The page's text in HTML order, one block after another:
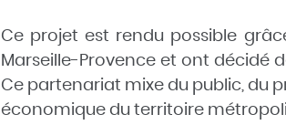
Ce projet est rendu possible
Marseille-Provence et ont décidé
Ce partenariat mixe du public, du
économique du territoire